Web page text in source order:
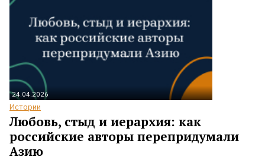
24.04.2026
Истории
Любовь, стыд и иерархия: как
российские авторы перепридумали
Азию